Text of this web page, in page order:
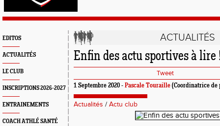
EDITOS
ACTUALITÉS
LE CLUB
INSCRIPTIONS 2026-2027
ENTRAINEMENTS
COACH ATHLÉ SANTÉ
ACTUALITÉS
Enfin des actu sportives à lire
Tweet
1 Septembre 2020 - Pascale Touraille (Coordinatrice
Actualités / Actu club